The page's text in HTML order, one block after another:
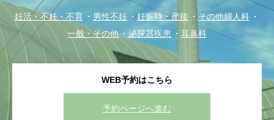
妊活・不妊・不育 男性不妊 妊娠時・産後
その他婦人科
一般・その他
泌尿器疾患 耳鼻科
WEB予約はこちら
予約ページへ進む